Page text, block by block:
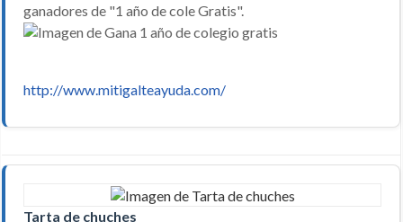
ganadores de "1 año de cole Gratis".
http://www.mitigalteayuda.com/
Tarta de chuches